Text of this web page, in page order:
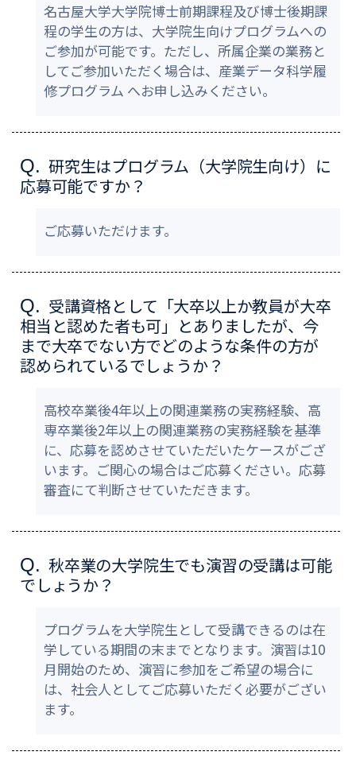
名古屋大学大学院博士前期課程及び博士後期課
程の学生の方は、大学院生向けプログラムへの
ご参加が可能です。ただし、所属企業の業務と
してご参加いただく場合は、産業データ科学履
修プログラム へお申し込みください。
Q. 研究生はプログラム（大学院生向け）に
応募可能ですか？
ご応募いただけます。
Q. 受講資格として「大卒以上か教員が大卒
相当と認めた者も可」とありましたが、今
まで大卒でない方でどのような条件の方が
認められているでしょうか？
高校卒業後4年以上の関連業務の実務経験、高
専卒業後2年以上の関連業務の実務経験を基準
に、応募を認めさせていただいたケースがござ
います。ご関心の場合はご応募ください。応募
審査にて判断させていただきます。
Q. 秋卒業の大学院生でも演習の受講は可能
でしょうか？
プログラムを大学院生として受講できるのは在
学している期間の末までとなります。演習は10
月開始のため、演習に参加をご希望の場合に
は、社会人としてご応募いただく必要がござい
ます。